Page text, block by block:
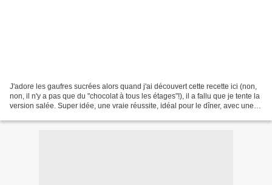
J'adore les gaufres sucrées alors quand j'ai découvert cette recette ici (non,
non, il n'y a pas que du "chocolat à tous les étages"!), il a fallu que je tente la
version salée. Super idée, une vraie réussite, idéal pour le dîner, avec une